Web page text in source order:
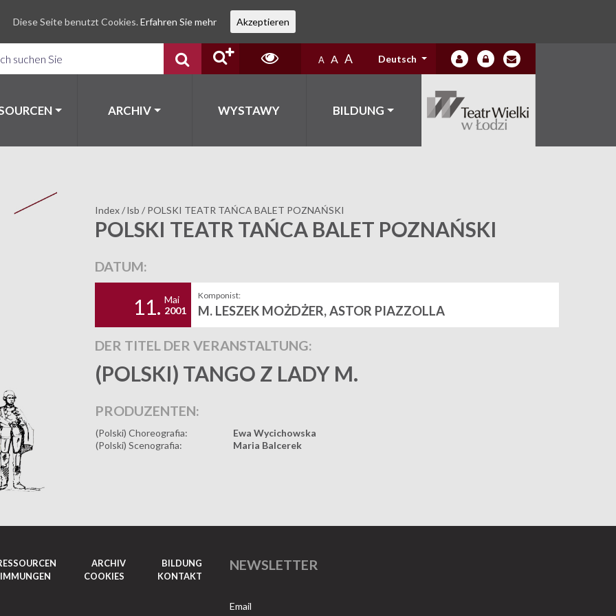
A A A Deutsch
ARCHIV WYSTAWY BILDUNG
Index/lsb / POLSKI TEATR TAŃCA BALET POZNAŃSKI
POLSKI TEATR TAŃCA BALET POZNAŃSKI
DATUM:
11. Mai
2001
Komponist:
M. LESZEK MOŻDŻER, ASTOR PIAZZOLLA
DER TITEL DER VERANSTALTUNG:
(POLSKI) TANGO Z LADY M.
PRODUZENTEN:
(Polski) Choreografia:
Ewa Wycichowska
(Polski) Scenografia:
Maria Balcerek
ARCHIV
BILDUNG
COOKIES KONTAKT
NEWSLETTER
Email
Diese Seite benutzt Cookies. Erfahren Sie mehr Akzeptieren